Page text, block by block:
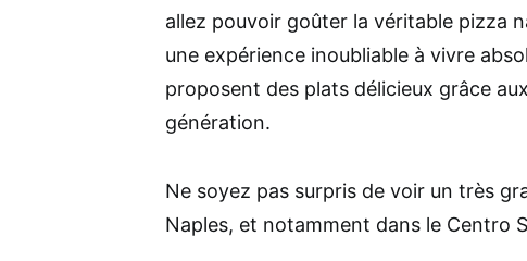
allez pouvoir goûter la véritable pizza
une expérience inoubliable à vivre
proposent des plats délicieux grâce
génération.
Ne soyez pas surpris de voir un très
Naples, et notamment dans le Centro